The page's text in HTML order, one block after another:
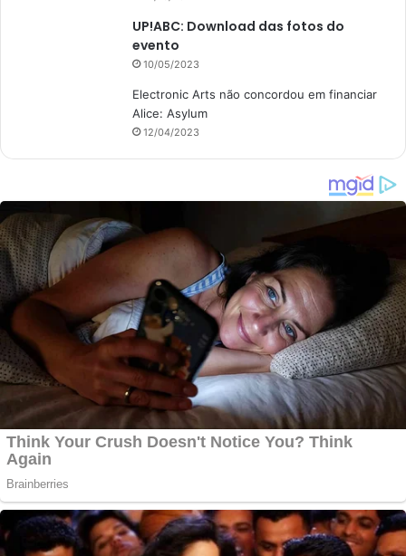
UP!ABC: Download das fotos do
evento
10/05/2023
Electronic Arts não concordou em financiar
Alice: Asylum
12/04/2023